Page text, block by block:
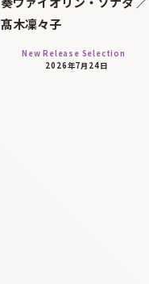
髙木凜々子
New Release Selection
2026年7月24日